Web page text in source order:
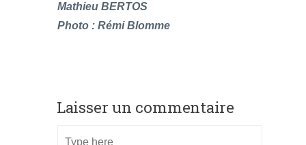
Mathieu BERTOS
Photo : Rémi Blomme
Laisser un commentaire